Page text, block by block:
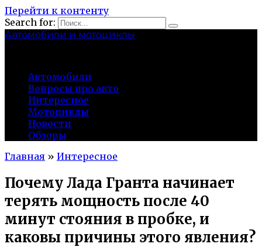
Перейти к контенту
Search for:
Автомобили и мотоциклы
Автомобили
Вопросы про авто
Интересное
Мотоциклы
Новости
Обзоры
Главная » Интересное
Почему Лада Гранта начинает
терять мощность после 40
минут стояния в пробке, и
каковы причины этого явления?